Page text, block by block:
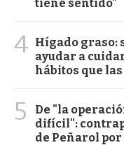
tiene sentido"
4 Hígado graso:
ayudar a
hábitos que
5
De "la
difícil":
de Peñarol por